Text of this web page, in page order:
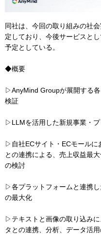
同社は、今回の取り組みの社
定しており、今後サービスと
予定としている。
◆概要
▷AnyMind Groupが展開する
検証
▷LLMを活用した新規事業・
▷自社ECサイト・ECモールに
との連携による、売上収益最
の検討
▷各プラットフォームと連携
の最大化
▷テキストと画像の取り込み
タとの連携、分析、データ活